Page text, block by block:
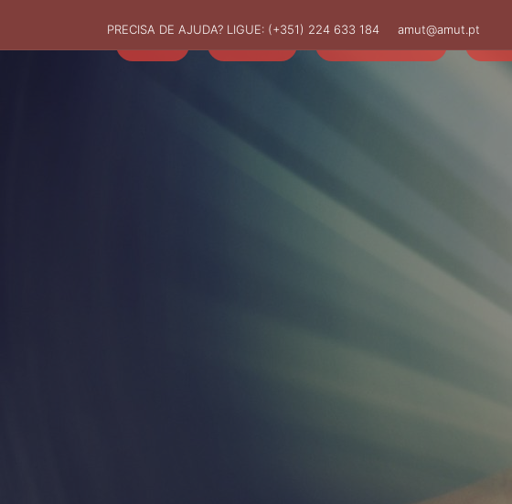
PRECISA DE AJUDA? LIGUE: (+351) 224 633 184 amut@amut.pt